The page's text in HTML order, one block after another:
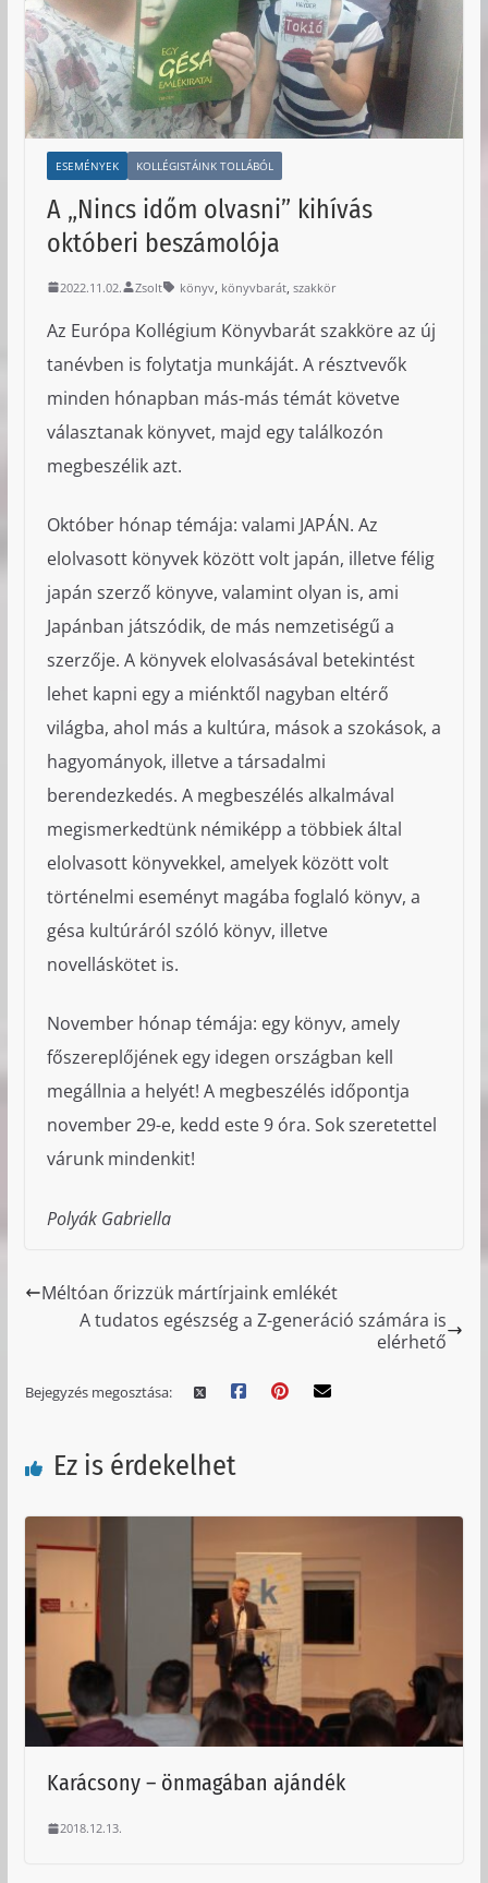
ESEMÉNYEK KOLLÉGISTÁINK TOLLÁBÓL
A „Nincs időm olvasni” kihívás
októberi beszámolója
2022.11.02. Zsolt könyv, könyvbarát, szakkör
Az Európa Kollégium Könyvbarát szakköre az új
tanévben is folytatja munkáját. A résztvevők
minden hónapban más-más témát követve
választanak könyvet, majd egy találkozón
megbeszélik azt.
Október hónap témája: valami JAPÁN. Az
elolvasott könyvek között volt japán, illetve félig
japán szerző könyve, valamint olyan is, ami
Japánban játszódik, de más nemzetiségű a
szerzője. A könyvek elolvasásával betekintést
lehet kapni egy a miénktől nagyban eltérő
világba, ahol más a kultúra, mások a szokások, a
hagyományok, illetve a társadalmi
berendezkedés. A megbeszélés alkalmával
megismerkedtünk némiképp a többiek által
elolvasott könyvekkel, amelyek között volt
történelmi eseményt magába foglaló könyv, a
gésa kultúráról szóló könyv, illetve
novelláskötet is.
November hónap témája: egy könyv, amely
főszereplőjének egy idegen országban kell
megállnia a helyét! A megbeszélés időpontja
november 29-e, kedd este 9 óra. Sok szeretettel
várunk mindenkit!
Polyák Gabriella
Méltóan őrizzük mártírjaink emlékét
A tudatos egészség a Z-generáció számára is
elérhető
Bejegyzés megosztása:
Ez is érdekelhet
Karácsony – önmagában ajándék
2018.12.13.